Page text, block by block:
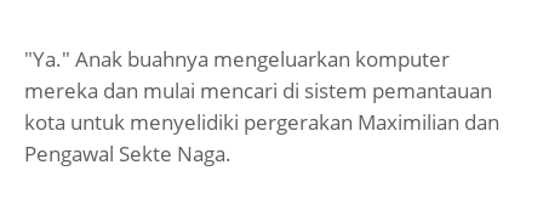
"Ya." Anak buahnya mengeluarkan komputer
mereka dan mulai mencari di sistem pemantauan
kota untuk menyelidiki pergerakan Maximilian dan
Pengawal Sekte Naga.